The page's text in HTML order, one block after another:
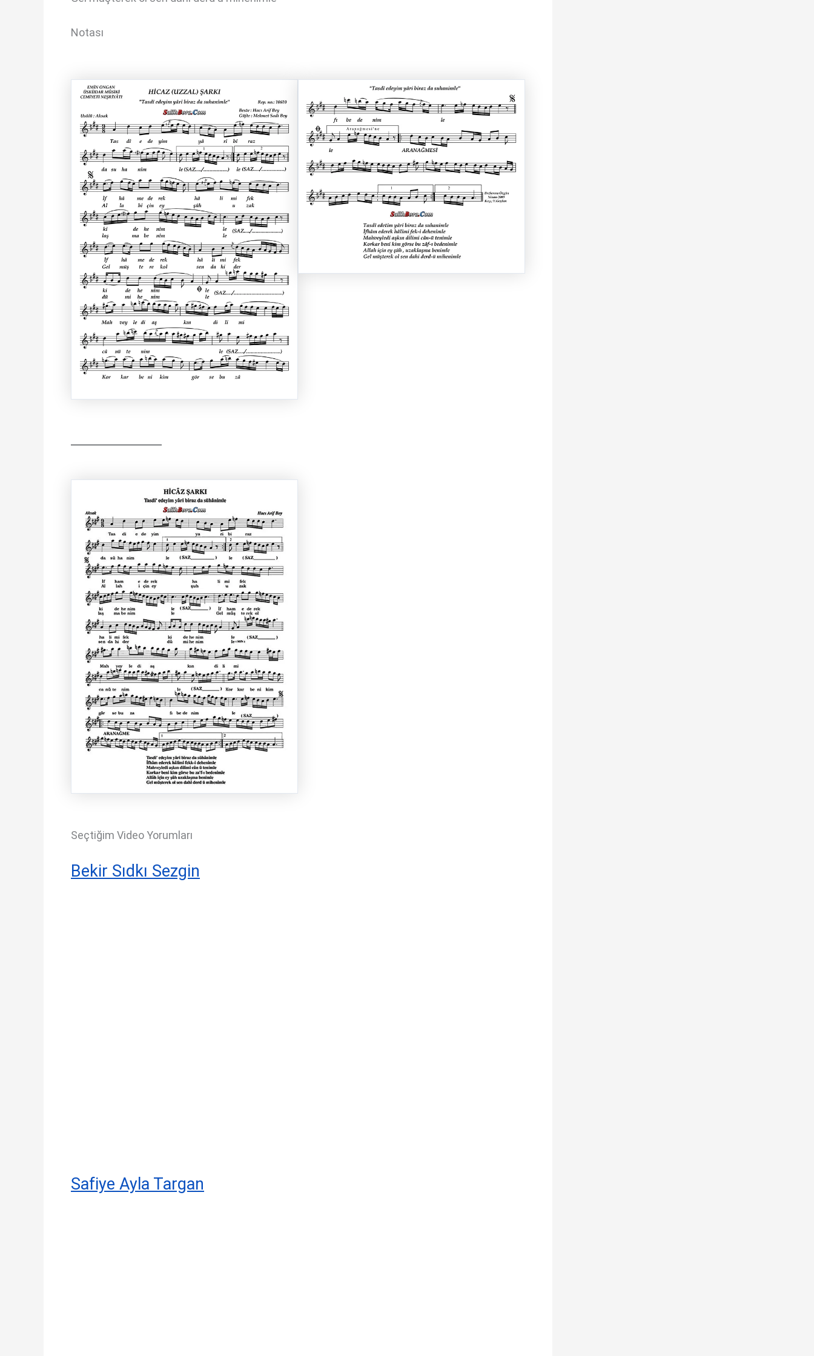
Notası
Seçtiğim Video Yorumları
Bekir Sıdkı Sezgin
Safiye Ayla Targan